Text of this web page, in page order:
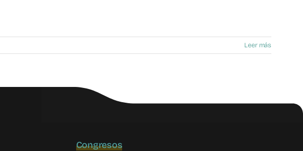
Leer más
Congresos